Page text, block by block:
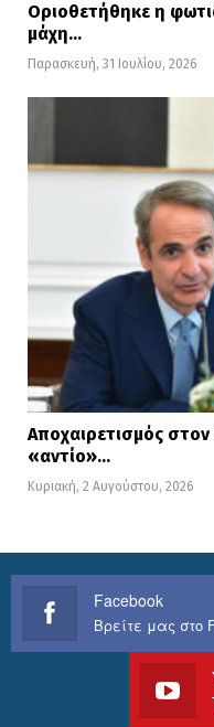
Οριοθετήθηκε η
μάχη…
Παρασκευή, 31 Ιουλίου, 2026
Αποχαιρετισμός
«αντίο»…
Κυριακή, 2 Αυγούστου, 2026
Facebook